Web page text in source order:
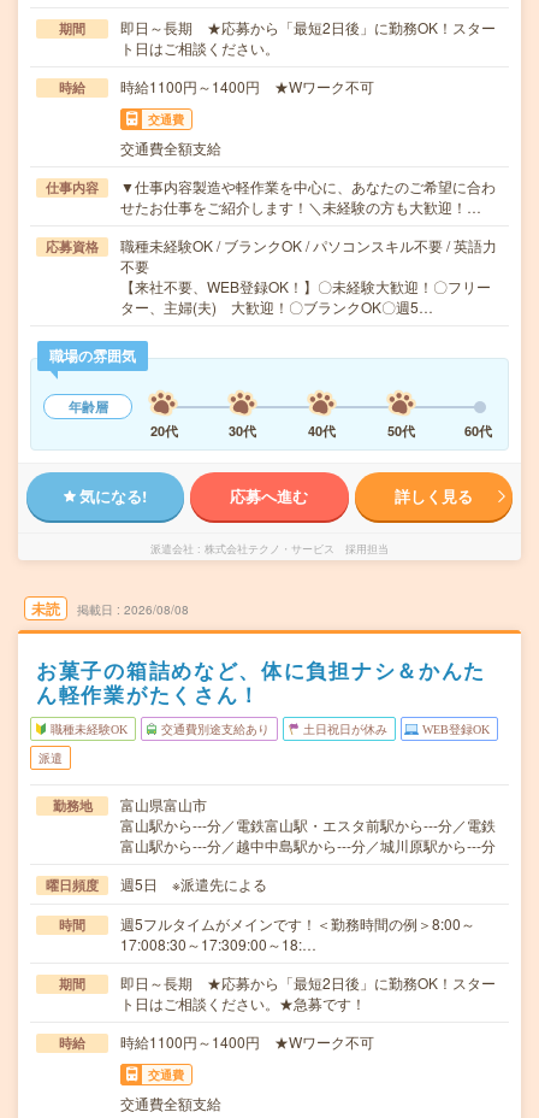
期間
即日～長期 ★応募から「最短2日後」に勤務OK！スター
ト日はご相談ください。
時給 時給1100円～1400円 ★Wワーク不可
交通費
交通費全額支給
仕事内容
▼仕事内容製造や軽作業を中心に、あなたのご希望に合わ
せたお仕事をご紹介します！＼未経験の方も大歓迎！…
応募資格
職種未経験OK / ブランクOK / パソコンスキル不要 / 英語力
不要
【来社不要、WEB登録OK！】〇未経験大歓迎！〇フリー
ター、主婦(夫) 大歓迎！〇ブランクOK〇週5…
職場の雰囲気
年齢層
20代
30代 40代 50代 60代
気になる! 応募へ進む 詳しく見る
派遣会社 株式会社テクノ・サービス 採用担当
未読 掲載日 2026/08/08
お菓子の箱詰めなど、体に負担ナシ＆かんた
ん軽作業がたくさん！
職種未経験OK 交通費別途支給あり 土日祝日が休み WEB登録OK
派遣
勤務地
富山県富山市
富山駅から---分／電鉄富山駅・エスタ前駅から---分／電鉄
富山駅から---分／越中中島駅から---分／城川原駅から---分
曜日頻度 週5日 ※派遣先による
時間
週5フルタイムがメインです！＜勤務時間の例＞8:00～
17:008:30～17:309:00～18:…
期間
即日～長期 ★応募から「最短2日後」に勤務OK！スター
ト日はご相談ください。★急募です！
時給 時給1100円～1400円 ★Wワーク不可
交通費
交通費全額支給